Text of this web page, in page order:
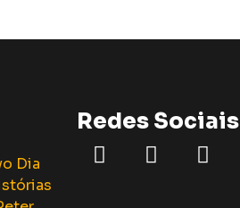
Redes Sociais